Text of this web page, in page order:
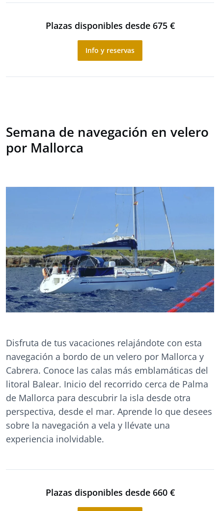
Plazas disponibles desde 675 €
Info y reservas
Semana de navegación en velero
por Mallorca
Disfruta de tus vacaciones relajándote con esta
navegación a bordo de un velero por Mallorca y
Cabrera. Conoce las calas más emblamáticas del
litoral Balear. Inicio del recorrido cerca de Palma
de Mallorca para descubrir la isla desde otra
perspectiva, desde el mar. Aprende lo que desees
sobre la navegación a vela y llévate una
experiencia inolvidable.
Plazas disponibles desde 660 €